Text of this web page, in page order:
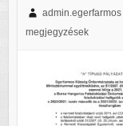
admin.egerfarmos
megjegyzések